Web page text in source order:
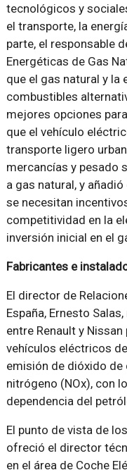
tecnológicos y
el transporte, la
parte, el responsable
Energéticas de Gas
que el gas natural y
combustibles
mejores opciones
que el vehículo
transporte ligero
mercancías y pesado
a gas natural, y
se necesitan
competitividad en la
inversión inicial en el
Fabricantes e
El director de
España, Ernesto
entre Renault y
vehículos eléctricos
emisión de dióxido de
nitrógeno (NOx), con
dependencia del
El punto de vista de
ofreció el director
en el área de Coche